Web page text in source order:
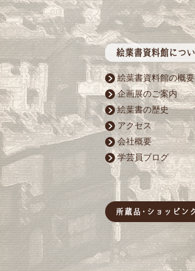
絵葉書資料館の概要
企画展のご案内
絵葉書の歴史
アクセス
会社概要
学芸員ブログ